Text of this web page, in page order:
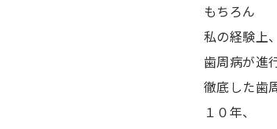
もちろん
私の経験上、
歯周病が進
徹底した歯
１０年、